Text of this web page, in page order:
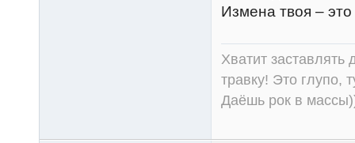
Измена твоя –
Хватит заставлять
травку! Это глупо,
Даёшь рок в